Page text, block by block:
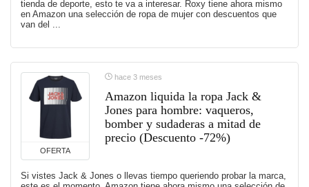
tienda de deporte, esto te va a interesar. Roxy tiene ahora mismo
en Amazon una selección de ropa de mujer con descuentos que
van del ...
OFERTA
hace 3 meses
Amazon liquida la ropa Jack &
Jones para hombre: vaqueros,
bomber y sudaderas a mitad de
precio (Descuento -72%)
Si vistes Jack & Jones o llevas tiempo queriendo probar la marca,